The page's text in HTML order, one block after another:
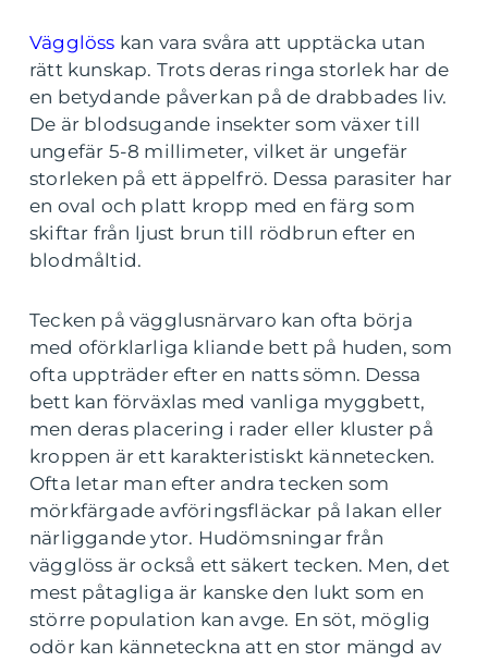
Vägglöss kan vara svåra att upptäcka utan
rätt kunskap. Trots deras ringa storlek har de
en betydande påverkan på de drabbades liv.
De är blodsugande insekter som växer till
ungefär 5-8 millimeter, vilket är ungefär
storleken på ett äppelfrö. Dessa parasiter har
en oval och platt kropp med en färg som
skiftar från ljust brun till rödbrun efter en
blodmåltid.
Tecken på vägglusnärvaro kan ofta börja
med oförklarliga kliande bett på huden, som
ofta uppträder efter en natts sömn. Dessa
bett kan förväxlas med vanliga myggbett,
men deras placering i rader eller kluster på
kroppen är ett karakteristiskt kännetecken.
Ofta letar man efter andra tecken som
mörkfärgade avföringsfläckar på lakan eller
närliggande ytor. Hudömsningar från
vägglöss är också ett säkert tecken. Men, det
mest påtagliga är kanske den lukt som en
större population kan avge. En söt, möglig
odör kan känneteckna att en stor mängd av